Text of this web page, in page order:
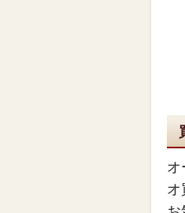
オ
オ